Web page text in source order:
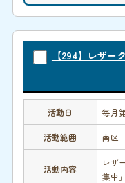
【294】レザー
活動日 毎月
活動範囲 南区
活動内容
レザ
集中」